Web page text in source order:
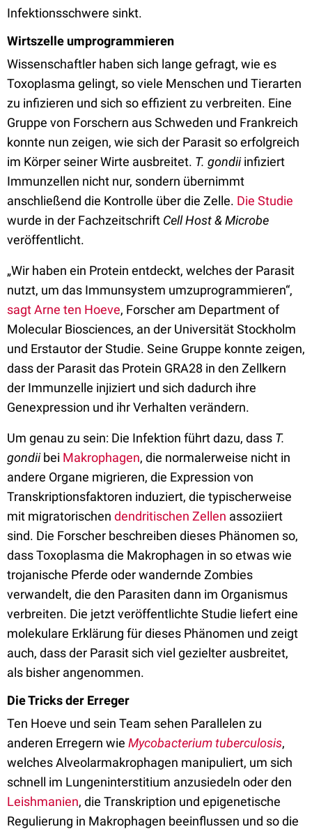
Infektionsschwere sinkt.
Wirtszelle umprogrammieren
Wissenschaftler haben sich lange gefragt, wie es
Toxoplasma gelingt, so viele Menschen und Tierarten
zu infizieren und sich so effizient zu verbreiten. Eine
Gruppe von Forschern aus Schweden und Frankreich
konnte nun zeigen, wie sich der Parasit so erfolgreich
im Körper seiner Wirte ausbreitet. T. gondiiinfiziert
Immunzellen nicht nur, sondern übernimmt
anschließend die Kontrolle über die Zelle. Die Studie
wurde in der Fachzeitschrift Cell Host & Microbe
veröffentlicht.
„Wir haben ein Protein entdeckt, welches der Parasit
nutzt, um das Immunsystem umzuprogrammieren“,
sagt Arne ten Hoeve, Forscher am Department of
Molecular Biosciences, an der Universität Stockholm
und Erstautor der Studie. Seine Gruppe konnte zeigen,
dass der Parasit das Protein GRA28 in den Zellkern
der Immunzelle injiziert und sich dadurch ihre
Genexpression und ihr Verhalten verändern.
Um genau zu sein: Die Infektion führt dazu, dass T.
gondiibei Makrophagen, die normalerweise nicht in
andere Organe migrieren, die Expression von
Transkriptionsfaktoren induziert, die typischerweise
mit migratorischen dendritischen Zellen assoziiert
sind. Die Forscher beschreiben dieses Phänomen so,
dass Toxoplasma die Makrophagen in so etwas wie
trojanische Pferde oder wandernde Zombies
verwandelt, die den Parasiten dann im Organismus
verbreiten. Die jetzt veröffentlichte Studie liefert eine
molekulare Erklärung für dieses Phänomen und zeigt
auch, dass der Parasit sich viel gezielter ausbreitet,
als bisher angenommen.
Die Tricks der Erreger
Ten Hoeve und sein Team sehen Parallelen zu
anderen Erregern wie Mycobacterium tuberculosis,
welches Alveolarmakrophagen manipuliert, um sich
schnell im Lungeninterstitium anzusiedeln oder den
Leishmanien, die Transkription und epigenetische
Regulierung in Makrophagen beeinflussen und so die